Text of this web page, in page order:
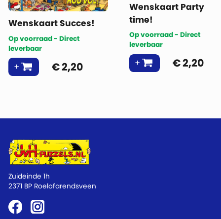
Wenskaart Succes!
Op voorraad - Direct
leverbaar
€2,20
Wenskaart Party
time!
Op voorraad - Direct
leverbaar
€2,20
Zuideinde 1h
2371 BP Roelofarendsveen